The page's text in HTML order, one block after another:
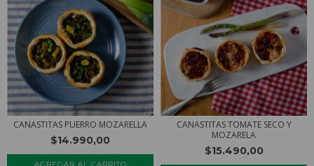
CANASTITAS PUERRO MOZARELLA
$14.990,00
CANASTITAS TOMATE SECO Y
MOZARELA
$15.490,00